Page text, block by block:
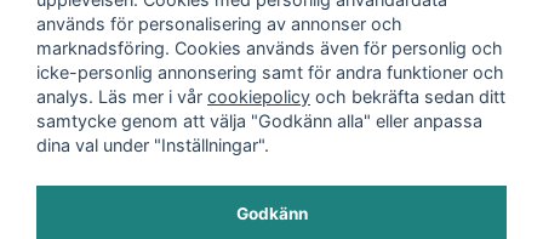
används för personalisering av annonser och
marknadsföring. Cookies används även för personlig och
icke-personlig annonsering samt för andra funktioner och
analys. Läs mer i vår cookiepolicy och bekräfta sedan ditt
samtycke genom att välja "Godkänn alla" eller anpassa
dina val under "Inställningar".
Godkänn